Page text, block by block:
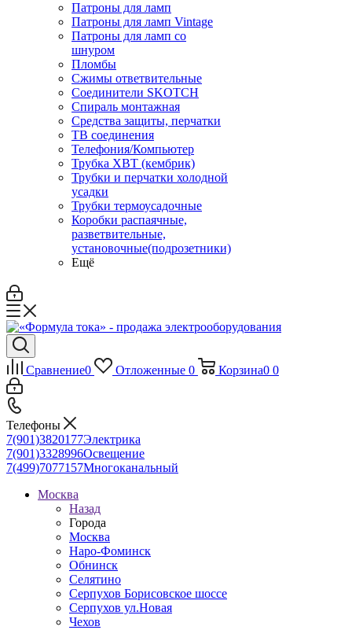
Патроны для ламп
Патроны для ламп Vintage
Патроны для ламп со
шнуром
Пломбы
Сжимы ответвительные
Соединители SKOTCH
Спираль монтажная
Средства защиты, перчатки
ТВ соединения
Телефония/Компьютер
Трубка ХВТ (кембрик)
Трубки и перчатки холодной
усадки
Трубки термоусадочные
Коробки распаячные,
разветвительные,
установочные(подрозетники)
Ещё
Сравнение0 Отложенные 0 Корзина0 0
Телефоны
7(901)3820177Электрика
7(901)3328996Освещение
7(499)7077157Многоканальный
Москва
Назад
Города
Москва
Наро-Фоминск
Обнинск
Селятино
Серпухов Борисовское шоссе
Серпухов ул.Новая
Чехов